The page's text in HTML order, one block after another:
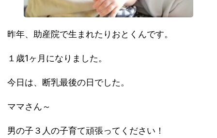
昨年、助産院で生まれたりおとくんです。
１歳1ヶ月になりました。
今日は、断乳最後の日でした。
ママさん～
男の子３人の子育て頑張ってください！